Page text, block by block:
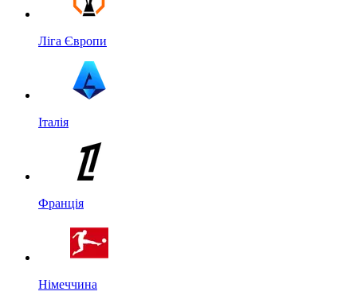
Ліга Європи
Італія
Франція
Німеччина